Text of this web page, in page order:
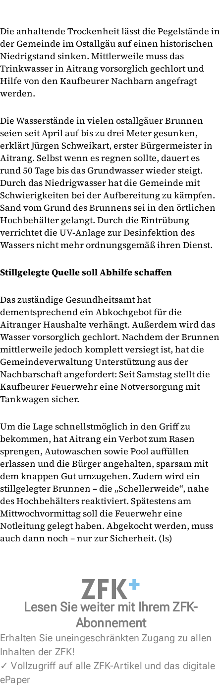
Die anhaltende Trockenheit lässt die Pegelstände in
der Gemeinde im Ostallgäu auf einen historischen
Niedrigstand sinken. Mittlerweile muss das
Trinkwasser in Aitrang vorsorglich gechlort und
Hilfe von den Kaufbeurer Nachbarn angefragt
werden.
Die Wasserstände in vielen ostallgäuer Brunnen
seien seit April auf bis zu drei Meter gesunken,
erklärt Jürgen Schweikart, erster Bürgermeister in
Aitrang. Selbst wenn es regnen sollte, dauert es
rund 50 Tage bis das Grundwasser wieder steigt.
Durch das Niedrigwasser hat die Gemeinde mit
Schwierigkeiten bei der Aufbereitung zu kämpfen.
Sand vom Grund des Brunnens sei in den örtlichen
Hochbehälter gelangt. Durch die Eintrübung
verrichtet die UV-Anlage zur Desinfektion des
Wassers nicht mehr ordnungsgemäß ihren Dienst.
Stillgelegte Quelle soll Abhilfe schaffen
Das zuständige Gesundheitsamt hat
dementsprechend ein Abkochgebot für die
Aitranger Haushalte verhängt. Außerdem wird das
Wasser vorsorglich gechlort. Nachdem der Brunnen
mittlerweile jedoch komplett versiegt ist, hat die
Gemeindeverwaltung Unterstützung aus der
Nachbarschaft angefordert: Seit Samstag stellt die
Kaufbeurer Feuerwehr eine Notversorgung mit
Tankwagen sicher.
Um die Lage schnellstmöglich in den Griff zu
bekommen, hat Aitrang ein Verbot zum Rasen
sprengen, Autowaschen sowie Pool auffüllen
erlassen und die Bürger angehalten, sparsam mit
dem knappen Gut umzugehen. Zudem wird ein
stillgelegter Brunnen – die „Schellerweide“, nahe
des Hochbehälters reaktiviert. Spätestens am
Mittwochvormittag soll die Feuerwehr eine
Notleitung gelegt haben. Abgekocht werden, muss
auch dann noch – nur zur Sicherheit. (ls)
Lesen Sie weiter mit Ihrem ZFK-
Abonnement
Erhalten Sie uneingeschränkten Zugang zu allen
Inhalten der ZFK!
✓ Vollzugriff auf alle ZFK-Artikel und das digitale
ePaper